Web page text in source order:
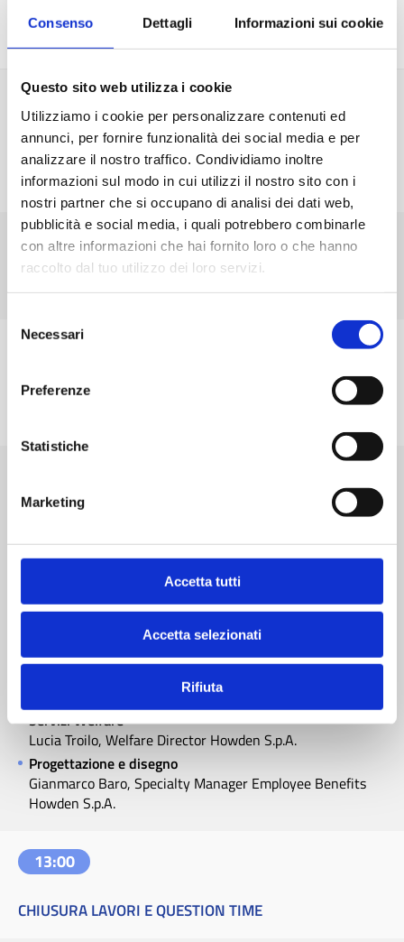
Consenso Dettagli Informazioni sui cookie
Questo sito web utilizza i cookie
Utilizziamo i cookie per personalizzare contenuti ed
annunci, per fornire funzionalità dei social media e per
analizzare il nostro traffico. Condividiamo inoltre
informazioni sul modo in cui utilizzi il nostro sito con i
nostri partner che si occupano di analisi dei dati web,
pubblicità e social media, i quali potrebbero combinarle
con altre informazioni che hai fornito loro o che hanno
raccolto dal tuo utilizzo dei loro servizi.
delNecessari
Preferenze
Statistiche
Marketing
Accetta tutti
Accetta selezionati
Rifiuta
Programma
14
MAGGIO
10:30
ACCOGLIENZA E ACCREDITO PARTECIPANTI
APERTURA LAVORI E INTRODUZIONE A CURA DI ANCI
Il welfare nella pubblica amministrazione: lo stato
Diego Paciello, Responsabile area fiscale, Welfare,
Compensation and Benefits, Studio Toffoletto De Luca
Prodotti assicurativi
Federica Corbetta, Specialty Manager Employee Benefits
Servizi Welfare
Lucia Troilo, Welfare Director Howden S.p.A.
Progettazione e disegno
Gianmarco Baro, Specialty Manager Employee Benefits
Howden S.p.A.
13:00
CHIUSURA LAVORI E QUESTION TIME